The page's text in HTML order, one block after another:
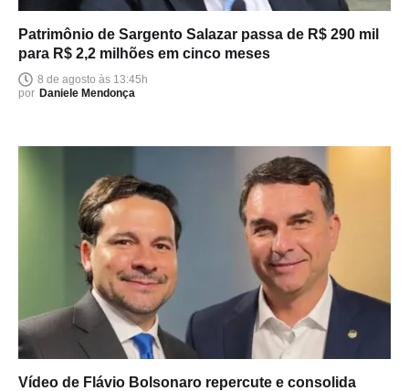
Patrimônio de Sargento Salazar passa de R$ 290 mil
para R$ 2,2 milhões em cinco meses
8 de agosto às 13:45h
por Daniele Mendonça
Vídeo de Flávio Bolsonaro repercute e consolida